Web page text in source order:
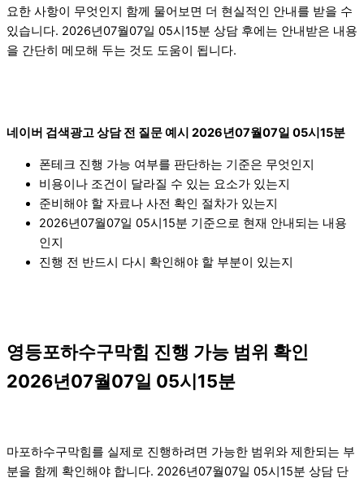
요한 사항이 무엇인지 함께 물어보면 더 현실적인 안내를 받을 수
있습니다. 2026년07월07일 05시15분 상담 후에는 안내받은 내용
을 간단히 메모해 두는 것도 도움이 됩니다.
네이버 검색광고 상담 전 질문 예시 2026년07월07일 05시15분
폰테크 진행 가능 여부를 판단하는 기준은 무엇인지
비용이나 조건이 달라질 수 있는 요소가 있는지
준비해야 할 자료나 사전 확인 절차가 있는지
2026년07월07일 05시15분 기준으로 현재 안내되는 내용
인지
진행 전 반드시 다시 확인해야 할 부분이 있는지
영등포하수구막힘 진행 가능 범위 확인
2026년07월07일 05시15분
마포하수구막힘를 실제로 진행하려면 가능한 범위와 제한되는 부
분을 함께 확인해야 합니다. 2026년07월07일 05시15분 상담 단